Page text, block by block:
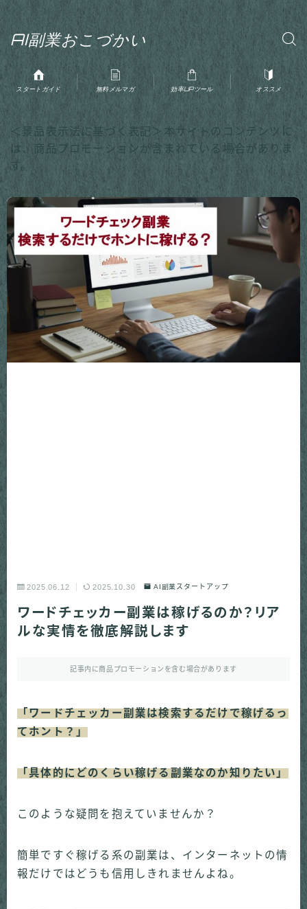
AI副業おこづかい
スタートガイド 無料メルマガ 効率UPツール オススメ
＜景品表示法に基づく表記＞本サイトのコンテンツに
は、商品プロモーションが含まれている場合がありま
す。
2025.06.12 2025.10.30 AI副業スタートアップ
ワードチェッカー副業は稼げるのか？リア
ルな実情を徹底解説します
記事内に商品プロモーションを含む場合があります
「ワードチェッカー副業は検索するだけで稼げるっ
てホント？」
「具体的にどのくらい稼げる副業なのか知りたい」
このような疑問を抱えていませんか？
簡単ですぐ稼げる系の副業は、インターネットの情
報だけではどうも信用しきれませんよね。